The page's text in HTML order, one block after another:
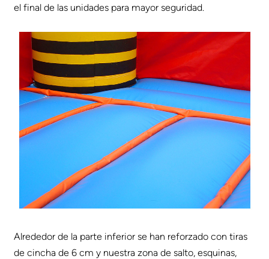
el final de las unidades para mayor seguridad.
Alrededor de la parte inferior se han reforzado con tiras
de cincha de 6 cm y nuestra zona de salto, esquinas,